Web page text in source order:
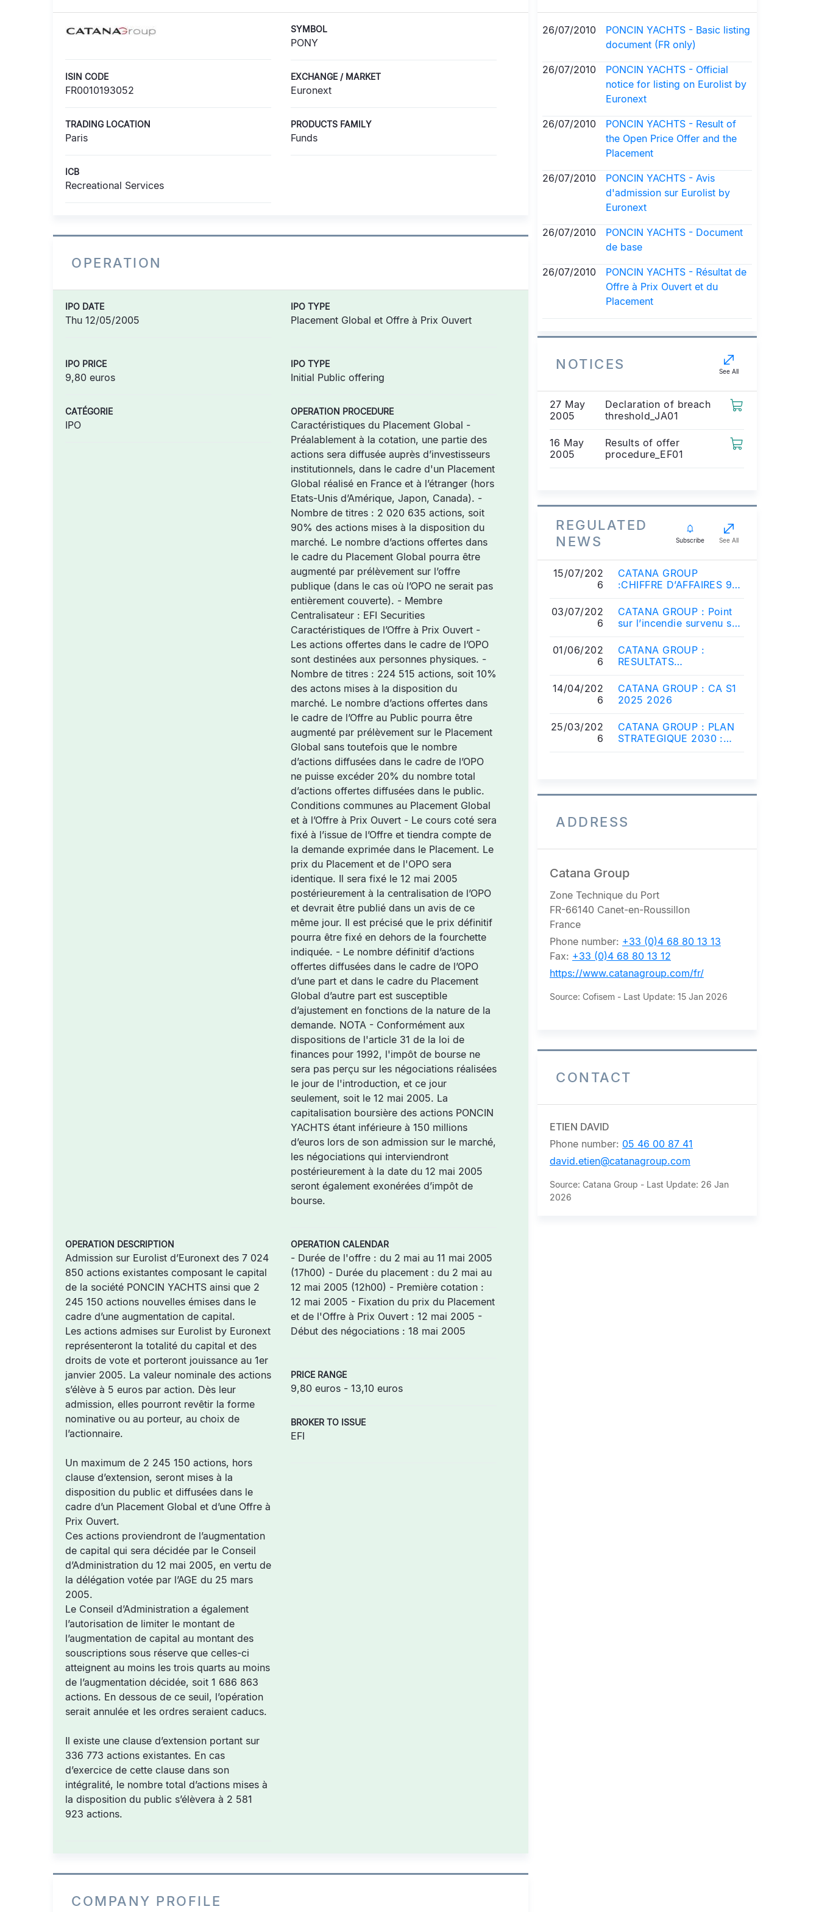
SYMBOL
PONY
ISIN CODE
FR0010193052
EXCHANGE / MARKET
Euronext
TRADING LOCATION
Paris
PRODUCTS FAMILY
Funds
ICB
Recreational Services
OPERATION
IPO DATE
Thu 12/05/2005
IPO TYPE
Placement Global et Offre à Prix Ouvert
IPO PRICE
9,80 euros
IPO TYPE
Initial Public offering
CATÉGORIE
IPO
OPERATION PROCEDURE
Caractéristiques du Placement Global -
Préalablement à la cotation, une partie des
actions sera diffusée auprès d’investisseurs
institutionnels, dans le cadre d'un Placement
Global réalisé en France et à l’étranger (hors
Etats-Unis d’Amérique, Japon, Canada). -
Nombre de titres : 2 020 635 actions, soit
90% des actions mises à la disposition du
marché. Le nombre d’actions offertes dans
le cadre du Placement Global pourra être
augmenté par prélèvement sur l’offre
publique (dans le cas où l’OPO ne serait pas
entièrement couverte). - Membre
Centralisateur : EFI Securities
Caractéristiques de l’Offre à Prix Ouvert -
Les actions offertes dans le cadre de l’OPO
sont destinées aux personnes physiques. -
Nombre de titres : 224 515 actions, soit 10%
des actons mises à la disposition du
marché. Le nombre d’actions offertes dans
le cadre de l’Offre au Public pourra être
augmenté par prélèvement sur le Placement
Global sans toutefois que le nombre
d’actions diffusées dans le cadre de l’OPO
ne puisse excéder 20% du nombre total
d’actions offertes diffusées dans le public.
Conditions communes au Placement Global
et à l’Offre à Prix Ouvert - Le cours coté sera
fixé à l’issue de l’Offre et tiendra compte de
la demande exprimée dans le Placement. Le
prix du Placement et de l'OPO sera
identique. Il sera fixé le 12 mai 2005
postérieurement à la centralisation de l’OPO
et devrait être publié dans un avis de ce
même jour. Il est précisé que le prix définitif
pourra être fixé en dehors de la fourchette
indiquée. - Le nombre définitif d’actions
offertes diffusées dans le cadre de l’OPO
d’une part et dans le cadre du Placement
Global d’autre part est susceptible
d’ajustement en fonctions de la nature de la
demande. NOTA - Conformément aux
dispositions de l'article 31 de la loi de
finances pour 1992, l'impôt de bourse ne
sera pas perçu sur les négociations réalisées
le jour de l'introduction, et ce jour
seulement, soit le 12 mai 2005. La
capitalisation boursière des actions PONCIN
YACHTS étant inférieure à 150 millions
d’euros lors de son admission sur le marché,
les négociations qui interviendront
postérieurement à la date du 12 mai 2005
seront également exonérées d’impôt de
bourse.
OPERATION DESCRIPTION
Admission sur Eurolist d’Euronext des 7 024
850 actions existantes composant le capital
de la société PONCIN YACHTS ainsi que 2
245 150 actions nouvelles émises dans le
cadre d’une augmentation de capital.
Les actions admises sur Eurolist by Euronext
représenteront la totalité du capital et des
droits de vote et porteront jouissance au 1er
janvier 2005. La valeur nominale des actions
s’élève à 5 euros par action. Dès leur
admission, elles pourront revêtir la forme
nominative ou au porteur, au choix de
l’actionnaire.
Un maximum de 2 245 150 actions, hors
clause d’extension, seront mises à la
disposition du public et diffusées dans le
cadre d’un Placement Global et d’une Offre à
Prix Ouvert.
Ces actions proviendront de l’augmentation
de capital qui sera décidée par le Conseil
d’Administration du 12 mai 2005, en vertu de
la délégation votée par l’AGE du 25 mars
2005.
Le Conseil d’Administration a également
l’autorisation de limiter le montant de
l’augmentation de capital au montant des
souscriptions sous réserve que celles-ci
atteignent au moins les trois quarts au moins
de l’augmentation décidée, soit 1 686 863
actions. En dessous de ce seuil, l’opération
serait annulée et les ordres seraient caducs.
Il existe une clause d’extension portant sur
336 773 actions existantes. En cas
d’exercice de cette clause dans son
intégralité, le nombre total d’actions mises à
la disposition du public s’élèvera à 2 581
923 actions.
OPERATION CALENDAR
- Durée de l'offre : du 2 mai au 11 mai 2005
(17h00) - Durée du placement : du 2 mai au
12 mai 2005 (12h00) - Première cotation :
12 mai 2005 - Fixation du prix du Placement
et de l'Offre à Prix Ouvert : 12 mai 2005 -
Début des négociations : 18 mai 2005
PRICE RANGE
9,80 euros - 13,10 euros
BROKER TO ISSUE
EFI
COMPANY PROFILE
26/07/2010
PONCIN YACHTS - Basic listing
document (FR only)
26/07/2010
PONCIN YACHTS - Official
notice for listing on Eurolist by
Euronext
26/07/2010
PONCIN YACHTS - Result of
the Open Price Offer and the
Placement
26/07/2010
PONCIN YACHTS - Avis
d'admission sur Eurolist by
Euronext
26/07/2010
PONCIN YACHTS - Document
de base
26/07/2010
PONCIN YACHTS - Résultat de
Offre à Prix Ouvert et du
Placement
NOTICES See All
27 May
2005
Declaration of breach
threshold_JA01
16 May
2005
Results of offer
procedure_EF01
REGULATED
NEWS
Subscribe See All
15/07/202
6
CATANA GROUP
:CHIFFRE D’AFFAIRES 9
de la tendance Nouvelles
concernant l...
03/07/202
6
CATANA GROUP : Point
sur l’incendie survenu sur
Roussillon
01/06/202
6
CATANA GROUP :
RESULTATS
2025/2026
14/04/202
6
CATANA GROUP : CA S1
2025 2026
25/03/202
6
CATANA GROUP : PLAN
STRATEGIQUE 2030 :
ADDRESS
Catana Group
Zone Technique du Port
FR-66140 Canet-en-Roussillon
France
Phone number: +33 (0)4 68 80 13 13
Fax: +33 (0)4 68 80 13 12
https://www.catanagroup.com/fr/
Source: Cofisem - Last Update: 15 Jan 2026
CONTACT
ETIEN DAVID
Phone number: 05 46 00 87 41
david.etien@catanagroup.com
Source: Catana Group - Last Update: 26 Jan
2026